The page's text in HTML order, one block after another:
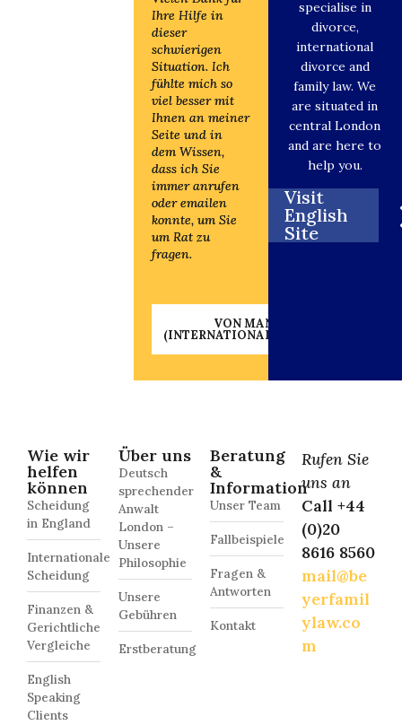
Ihre Hilfe in
dieser
schwierigen
Situation. Ich
fühlte mich so
viel besser mit
Ihnen an meiner
Seite und in
dem Wissen,
dass ich Sie
immer anrufen
oder emailen
konnte, um Sie
um Rat zu
fragen.
VON MANDANT
(INTERNATIONALESCHEIDUNG)
Ihre Hilfe in
dieser
schwierigen
Situation. Ich
fühlte mich so
viel besser mit
Ihnen an meiner
Seite und in
dem Wissen,
dass ich Sie
immer anrufen
oder emailen
konnte, um Sie
um Rat zu
fragen.
VON MANDANT
(INTERNATIONALESCHEIDUNG)
specialise in
divorce,
international
divorce and
family law. We
are situated in
central London
and are here to
help you.
Visit
English
Site
Wie wir
helfen
können
Scheidung
in England
Internationale
Scheidung
Finanzen &
Gerichtliche
Vergleiche
English
Speaking
Clients
Über uns
Deutsch
sprechender
Anwalt
London –
Unsere
Philosophie
Unsere
Gebühren
Erstberatung
Beratung
&
Information
Unser Team
Fallbeispiele
Fragen &
Antworten
Kontakt
Rufen Sie
uns an
Call +44
(0)20
8616 8560
mail@be
yerfamil
ylaw.co
m